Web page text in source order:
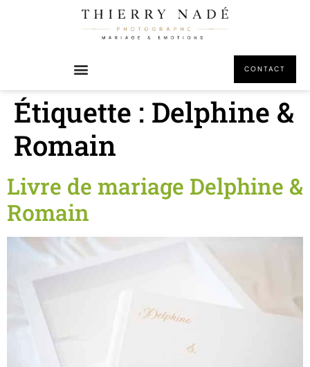
CONTACT
Étiquette : Delphine &
Romain
Livre de mariage Delphine &
Romain